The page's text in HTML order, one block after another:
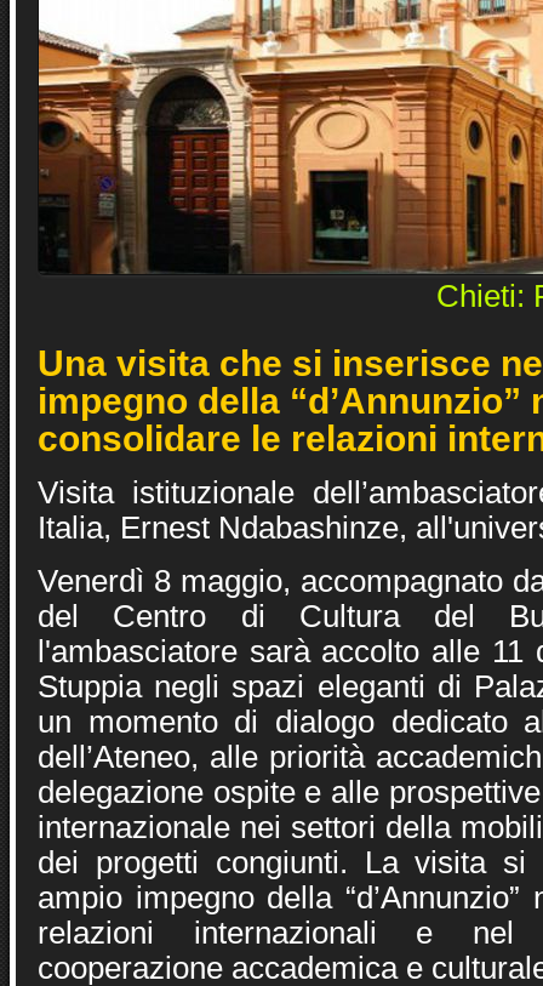
Chieti:
Una visita che si inserisce
impegno della “d’Annunzio”
consolidare le relazioni
Visita istituzionale
Italia, Ernest Ndabashinze,
Venerdì 8 maggio, accompagnato
del Centro di Cultura del
l'ambasciatore sarà accolto alle 11
Stuppia negli spazi eleganti di
un momento di dialogo dedicato
dell’Ateneo, alle priorità
delegazione ospite e alle
internazionale nei settori della
dei progetti congiunti. La visita si
ampio impegno della
relazioni internazionali e nel
cooperazione accademica e